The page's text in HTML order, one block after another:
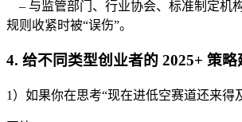
– 与监管部门、行业协会、标准制定机
规则收紧时被“误伤”。
4. 给不同类型创业者的 2025+ 策略
1）如果你在思考“现在进低空赛道还来得